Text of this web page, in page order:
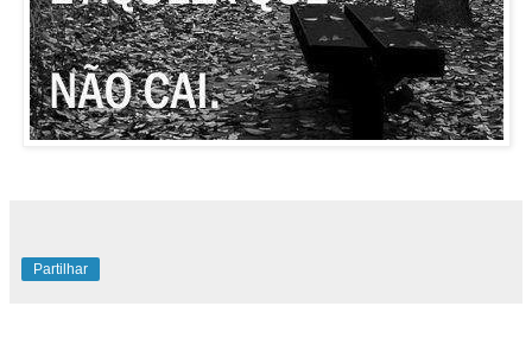
Partilhar